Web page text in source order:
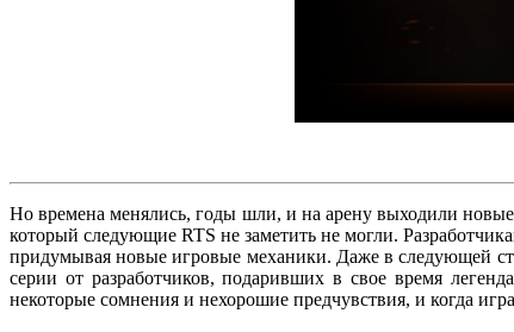
Но времена менялись, годы шли, и на арену выходили
который следующие RTS не заметить не могли.
придумывая новые игровые механики. Даже в следующей
серии от разработчиков, подаривших в свое время
некоторые сомнения и нехорошие предчувствия, и когда